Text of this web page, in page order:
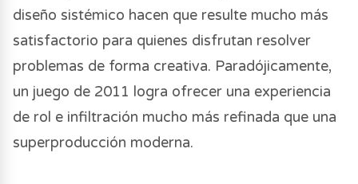
diseño sistémico hacen que resulte mucho más
satisfactorio para quienes disfrutan resolver
problemas de forma creativa. Paradójicamente,
un juego de 2011 logra ofrecer una experiencia
de rol e infiltración mucho más refinada que una
superproducción moderna.